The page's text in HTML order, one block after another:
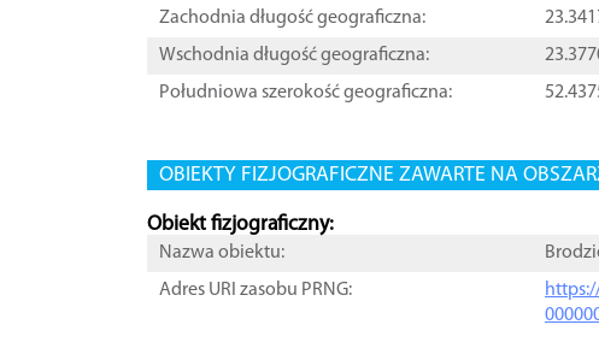
Zachodnia długość geograficzna:
Wschodnia długość geograficzna:
Południowa szerokość geograficzna:
OBIEKTY FIZJOGRAFICZNE ZAWARTE NA
Obiekt fizjograficzny:
Nazwa obiektu:
Adres URI zasobu PRNG: